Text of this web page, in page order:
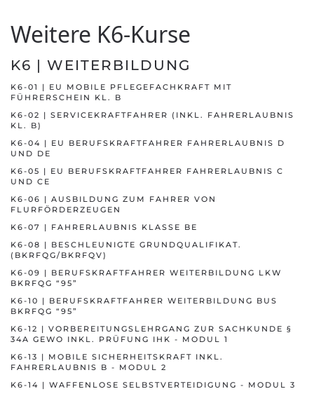
Weitere K6-Kurse
K6 | WEITERBILDUNG
K6-01 | EU MOBILE PFLEGEFACHKRAFT MIT
FÜHRERSCHEIN KL. B
K6-02 | SERVICEKRAFTFAHRER (INKL. FAHRERLAUBNIS
KL. B)
K6-04 | EU BERUFSKRAFTFAHRER FAHRERLAUBNIS D
UND DE
K6-05 | EU BERUFSKRAFTFAHRER FAHRERLAUBNIS C
UND CE
K6-06 | AUSBILDUNG ZUM FAHRER VON
FLURFÖRDERZEUGEN
K6-07 | FAHRERLAUBNIS KLASSE BE
K6-08 | BESCHLEUNIGTE GRUNDQUALIFIKAT.
(BKRFQG/BKRFQV)
K6-09 | BERUFSKRAFTFAHRER WEITERBILDUNG LKW
BKRFQG “95”
K6-10 | BERUFSKRAFTFAHRER WEITERBILDUNG BUS
BKRFQG “95”
K6-12 | VORBEREITUNGSLEHRGANG ZUR SACHKUNDE §
34A GEWO INKL. PRÜFUNG IHK - MODUL 1
K6-13 | MOBILE SICHERHEITSKRAFT INKL.
FAHRERLAUBNIS B - MODUL 2
K6-14 | WAFFENLOSE SELBSTVERTEIDIGUNG - MODUL 3
Ihr professioneller Ausbilder